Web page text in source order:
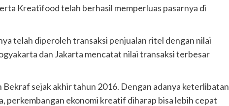
Kreatifood telah berhasil memperluas pasarnya di
telah diperoleh transaksi penjualan ritel dengan nilai
dan Jakarta mencatat nilai transaksi terbesar
sejak akhir tahun 2016. Dengan adanya keterlibatan
perkembangan ekonomi kreatif diharap bisa lebih cepat